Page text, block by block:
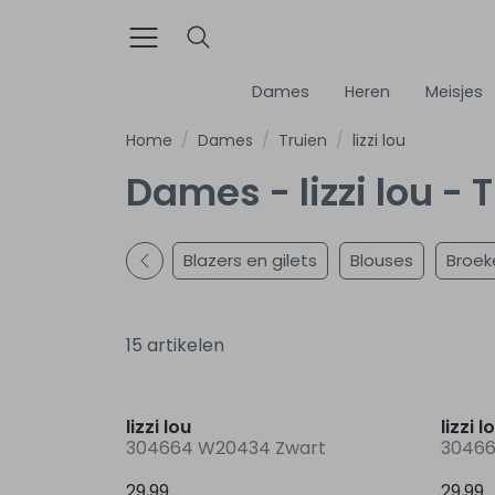
Dames Heren Meisjes
Home Dames Truien lizzi lou
Dames - lizzi lou -
Blazers en gilets Blouses
15 artikelen
lizzi lou
304664 W20434 Zwart
lizzi